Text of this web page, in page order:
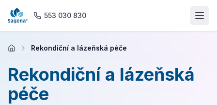
553 030 830
Domů
O nás
Rekondiční a lázeňská péče
Rekondiční a lázeňská
péče